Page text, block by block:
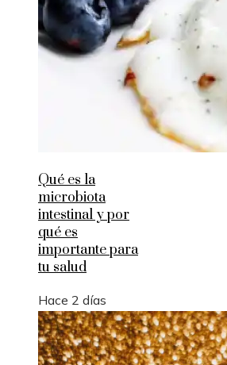
Qué es la
microbiota
intestinal y por
qué es
importante para
tu salud
Hace 2 días